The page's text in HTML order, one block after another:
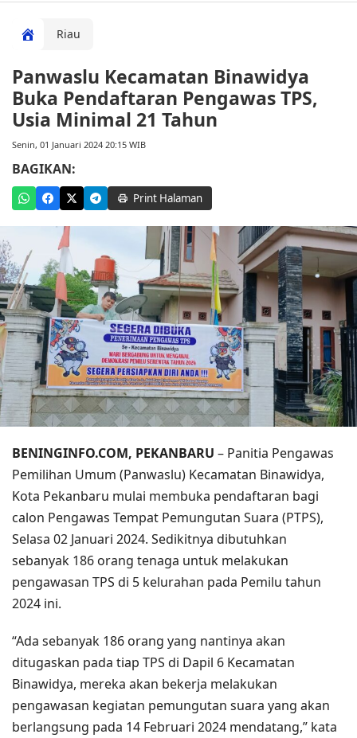
Riau
Panwaslu Kecamatan Binawidya
Buka Pendaftaran Pengawas TPS,
Usia Minimal 21 Tahun
Senin, 01 Januari 2024 20:15 WIB
BAGIKAN:
Print Halaman
BENINGINFO.COM, PEKANBARU – Panitia Pengawas
Pemilihan Umum (Panwaslu) Kecamatan Binawidya,
Kota Pekanbaru mulai membuka pendaftaran bagi
calon Pengawas Tempat Pemungutan Suara (PTPS),
Selasa 02 Januari 2024. Sedikitnya dibutuhkan
sebanyak 186 orang tenaga untuk melakukan
pengawasan TPS di 5 kelurahan pada Pemilu tahun
2024 ini.
“Ada sebanyak 186 orang yang nantinya akan
ditugaskan pada tiap TPS di Dapil 6 Kecamatan
Binawidya, mereka akan bekerja melakukan
pengawasan kegiatan pemungutan suara yang akan
berlangsung pada 14 Februari 2024 mendatang,” kata